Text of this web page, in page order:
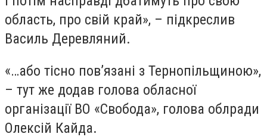
область, про свій край», – підкреслив
Василь Деревляний.
«…або тісно пов’язані з Тернопільщиною»,
– тут же додав голова обласної
організації ВО «Свобода», голова облради
Олексій Кайда.